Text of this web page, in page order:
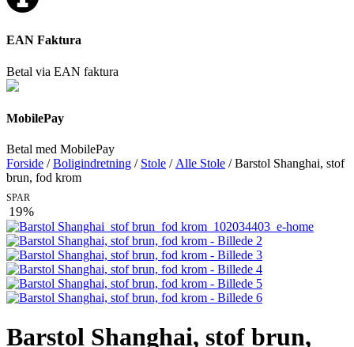
EAN Faktura
Betal via EAN faktura
MobilePay
Betal med MobilePay
Forside /Boligindretning / Stole / Alle Stole / Barstol Shanghai, stof
brun, fod krom
SPAR
19%
Barstol Shanghai, stof brun,